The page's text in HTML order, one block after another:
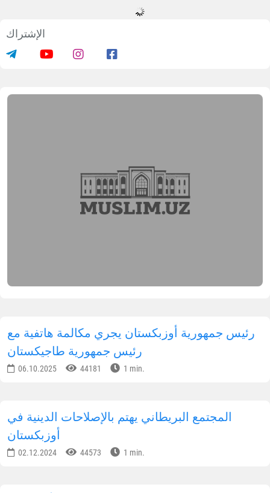
الإشتراك
رئيس جمهورية أوزبكستان يجري مكالمة هاتفية مع
رئيس جمهورية طاجيكستان
06.10.2025 44181 1 min.
المجتمع البريطاني يهتم بالإصلاحات الدينية في
أوزبكستان
02.12.2024 44573 1 min.